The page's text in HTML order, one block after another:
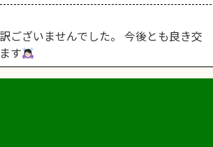
ございませんでした。 今後とも良き交
す